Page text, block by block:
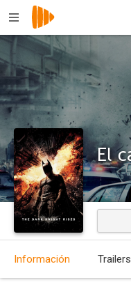
Información Trailers